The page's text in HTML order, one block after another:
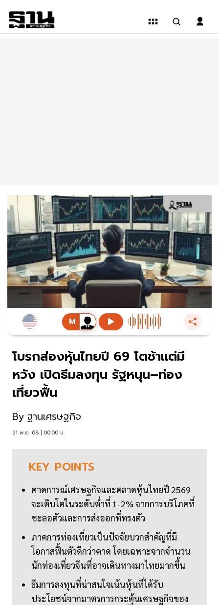
โบรกส่องหุ้นไทยปี 69 โตช้าแต่มี
หวัง เปิดธีมลงทุน รัฐหนุน–ท่อง
เที่ยวฟื้น
By ฐานเศรษฐกิจ
21 พ.ย. 68 | 00:00 น.
KEY POINTS
คาดการณ์เศรษฐกิจและตลาดหุ้นไทยปี 2569
จะเติบโตในระดับต่ำที่ 1-2% จากการบริโภคที่
ชะลอตัวและการส่งออกที่ทรงตัว
ภาคการท่องเที่ยวเป็นปัจจัยบวกสำคัญที่มี
โอกาสฟื้นตัวดีกว่าคาด โดยเฉพาะจากจำนวน
นักท่องเที่ยวจีนที่อาจเดินทางมาไทยมากขึ้น
ธีมการลงทุนที่น่าสนใจเน้นหุ้นที่ได้รับ
ประโยชน์จากมาตรการกระตุ้นเศรษฐกิจของ